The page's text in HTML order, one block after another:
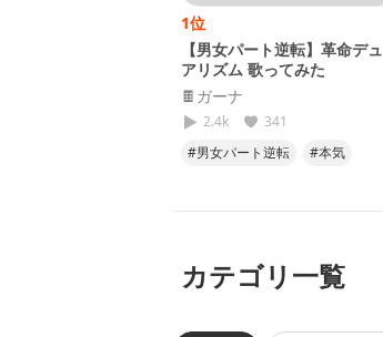
1位
【男女パート逆転】革命デュ
アリズム 歌ってみた
🍫ガーナ
2.4k
341
#男女パート逆転
#本気
カテゴリ一覧